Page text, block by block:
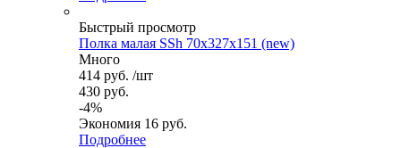
Быстрый просмотр
Полка малая SSh 70x327x151 (new)
Много
414 руб. /шт
430 руб.
-4%
Экономия 16 руб.
Подробнее